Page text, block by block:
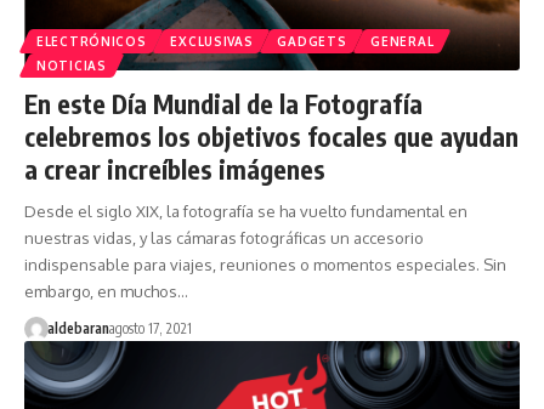
ELECTRÓNICOS EXCLUSIVAS GADGETS
GENERAL
NOTICIAS
En este Día Mundial de la Fotografía
celebremos los objetivos focales que ayudan
a crear increíbles imágenes
Desde el siglo XIX, la fotografía se ha vuelto fundamental en
nuestras vidas, y las cámaras fotográficas un accesorio
indispensable para viajes, reuniones o momentos especiales. Sin
embargo, en muchos…
aldebaranagosto 17, 2021